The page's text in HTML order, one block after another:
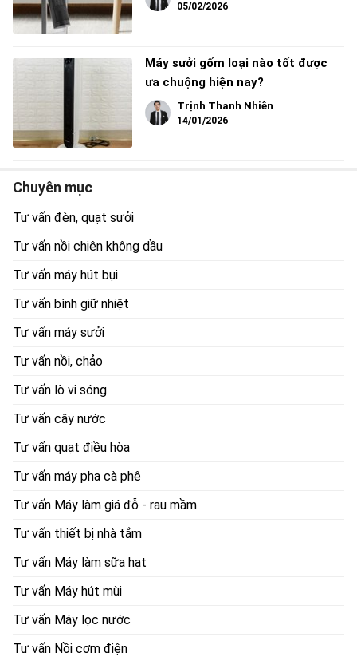
05/02/2026
Máy sưởi gốm loại nào tốt được
ưa chuộng hiện nay?
Trịnh Thanh Nhiên
14/01/2026
Chuyên mục
Tư vấn đèn, quạt sưởi
Tư vấn nồi chiên không dầu
Tư vấn máy hút bụi
Tư vấn bình giữ nhiệt
Tư vấn máy sưởi
Tư vấn nồi, chảo
Tư vấn lò vi sóng
Tư vấn cây nước
Tư vấn quạt điều hòa
Tư vấn máy pha cà phê
Tư vấn Máy làm giá đỗ - rau mầm
Tư vấn thiết bị nhà tắm
Tư vấn Máy làm sữa hạt
Tư vấn Máy hút mùi
Tư vấn Máy lọc nước
Tư vấn Nồi cơm điện